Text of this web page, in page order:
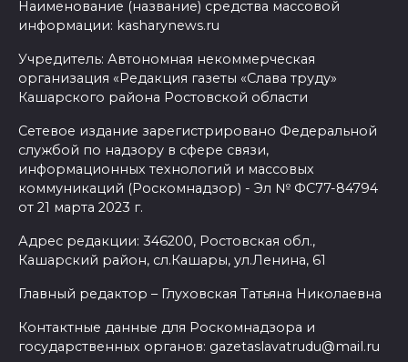
Наименование (название) средства массовой
информации: kasharynews.ru
Учредитель: Автономная некоммерческая
организация «Редакция газеты «Слава труду»
Кашарского района Ростовской области
Сетевое издание зарегистрировано Федеральной
службой по надзору в сфере связи,
информационных технологий и массовых
коммуникаций (Роскомнадзор) - Эл № ФС77-84794
от 21 марта 2023 г.
Адрес редакции: 346200, Ростовская обл.,
Кашарский район, сл.Кашары, ул.Ленина, 61
Главный редактор – Глуховская Татьяна Николаевна
Контактные данные для Роскомнадзора и
государственных органов: gazetaslavatrudu@mail.ru